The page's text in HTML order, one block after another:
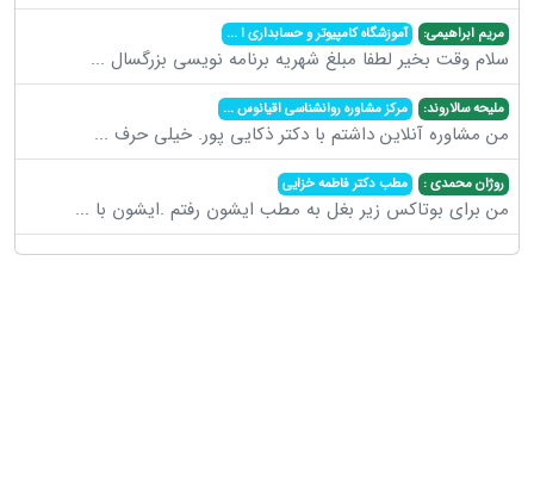
مریم ابراهیمی: آموزشگاه کامپیوتر و حسابداری ا...
سلام وقت بخیر لطفا مبلغ شهریه برنامه نویسی بزرگسال ...
ملیحه سالاروند: مرکز مشاوره روانشناسی اقیانوس...
من مشاوره آنلاین داشتم با دکتر ذکایی پور. خیلی حرف ...
روژان محمدی : مطب دکتر فاطمه خزایی
من برای بوتاکس زیر بغل به مطب ایشون رفتم .ایشون با ...